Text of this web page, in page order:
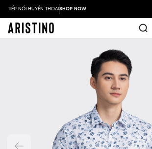
TIẾP NỐI HUYỀN THOẠISHOP NOW